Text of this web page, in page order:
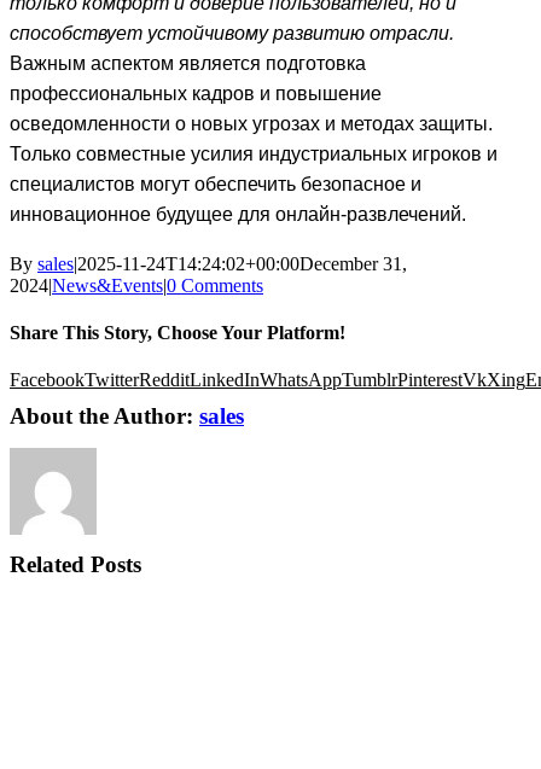
способствует устойчивому развитию отрасли.
Важным аспектом является подготовка
профессиональных кадров и повышение
осведомленности о новых угрозах и методах защиты.
Только совместные усилия индустриальных игроков и
специалистов могут обеспечить безопасное и
инновационное будущее для онлайн-развлечений.
By sales|2025-11-24T14:24:02+00:00December 31,
2024|News&Events|0 Comments
Share This Story, Choose Your Platform!
FacebookTwitterRedditLinkedInWhatsAppTumblrPinterestVkXing
About the Author: sales
Related Posts